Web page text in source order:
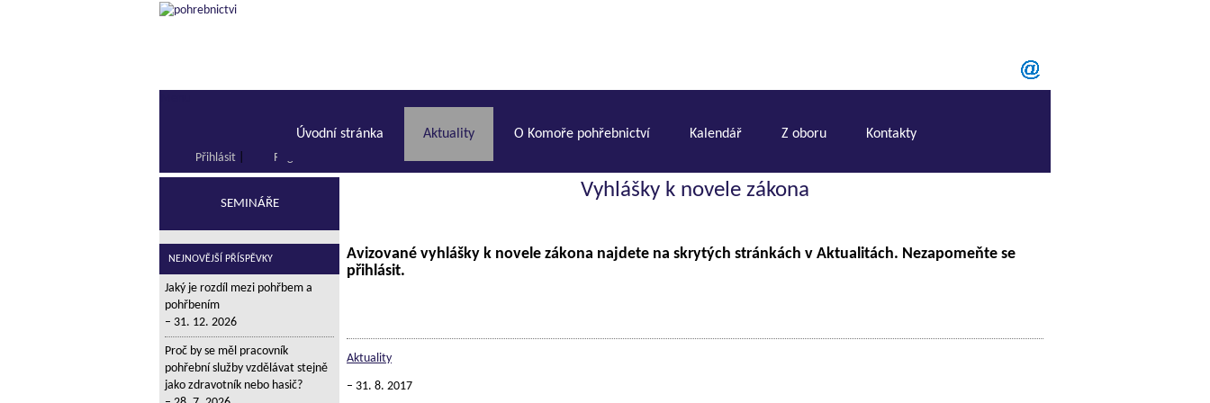
Úvodní stránka Aktuality O Komoře pohřebnictví Kalendář Z oboru Kontakty
Přihlásit Registrace
Vyhlášky k novele zákona
Avizované vyhlášky k novele zákona najdete na skrytých stránkách v Aktualitách. Nezapomeňte se
přihlásit.
Aktuality
31. 8. 2017
SEMINÁŘE
NEJNOVĚJŠÍ PŘÍSPĚVKY
Jaký je rozdíl mezi pohřbem a
pohřbením
31. 12. 2026
Proč by se měl pracovník
pohřební služby vzdělávat stejně
jako zdravotník nebo hasič?